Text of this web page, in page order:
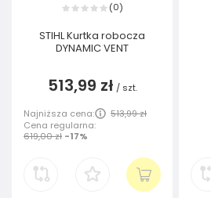
(0)
STIHL Kurtka robocza
DYNAMIC VENT
513,99 zł / szt.
Najniższa cena:
513,99 zł
Cena regularna:
619,00 zł -17%